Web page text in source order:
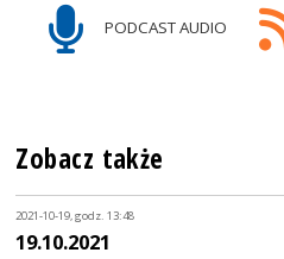
PODCAST AUDIO
Zobacz także
2021-10-19, godz. 13:48
19.10.2021